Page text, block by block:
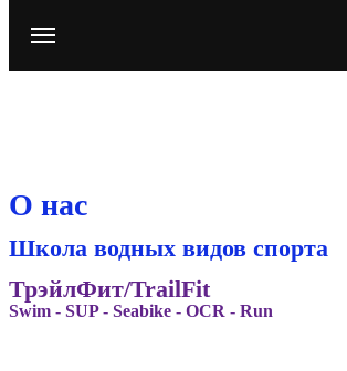
О нас
Школа водных видов спорта
ТрэйлФит/TrailFit
Swim - SUP - Seabike - OCR - Run